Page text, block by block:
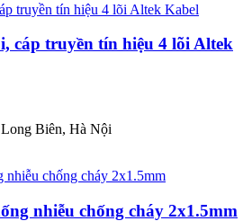
cáp truyền tín hiệu 4 lõi Altek
Biên, Hà Nội
nhiễu chống cháy 2x1.5mm